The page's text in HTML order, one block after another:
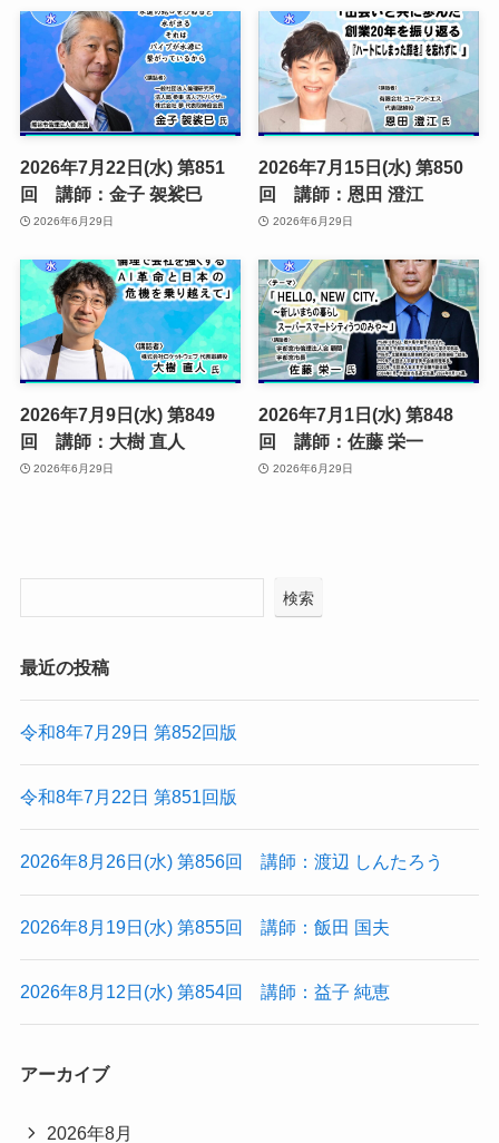
2026年7月22日(水) 第851
回 講師：金子 袈裟巳
2026年6月29日
2026年7月15日(水) 第850
回 講師：恩田 澄江
2026年6月29日
2026年7月9日(水) 第849
回 講師：大樹 直人
2026年6月29日
2026年7月1日(水) 第848
回 講師：佐藤 栄一
2026年6月29日
検索
最近の投稿
令和8年7月29日 第852回版
令和8年7月22日 第851回版
2026年8月26日(水) 第856回 講師：渡辺 しんたろう
2026年8月19日(水) 第855回 講師：飯田 国夫
2026年8月12日(水) 第854回 講師：益子 純恵
アーカイブ
2026年8月